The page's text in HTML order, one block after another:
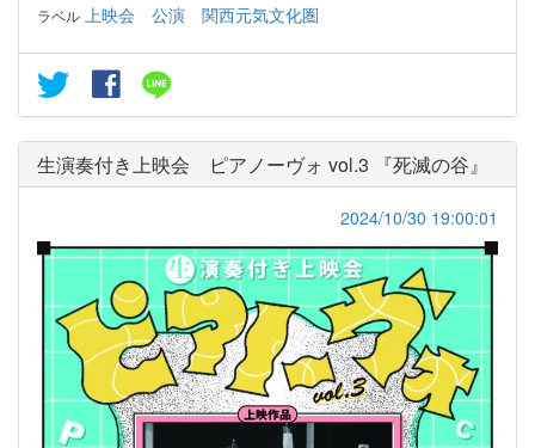
ラベル 上映会 公演 関西元気文化圏
生演奏付き上映会 ピアノーヴォ vol.3 『死滅の谷』
2024/10/30 19:00:01